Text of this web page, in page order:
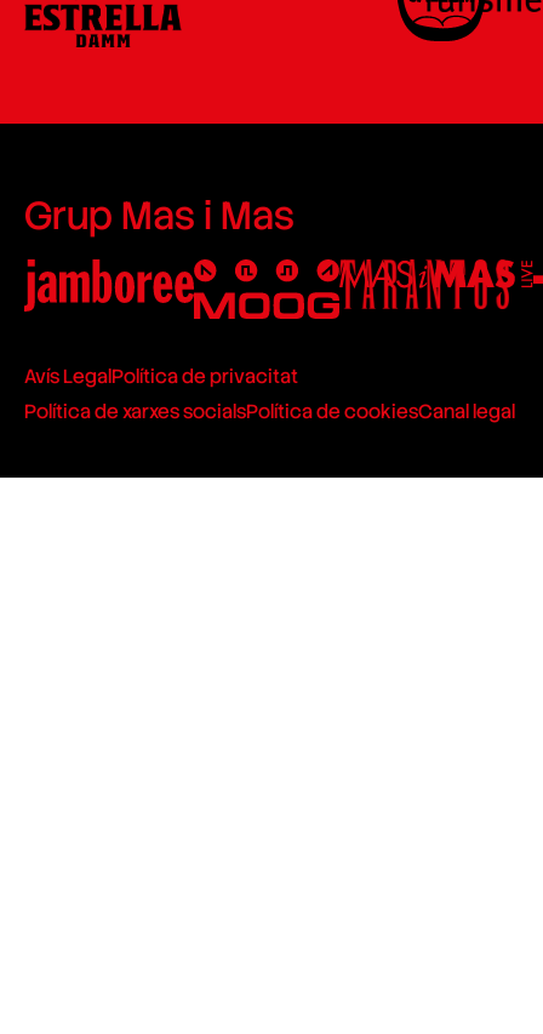
Grup Mas i Mas
Avís LegalPolítica de privacitat
Política de xarxes socialsPolítica de cookiesCanal legal